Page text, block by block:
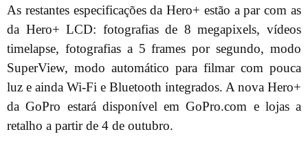
As restantes especificações da Hero+ estão a par com as
da Hero+ LCD: fotografias de 8 megapixels, vídeos
timelapse, fotografias a 5 frames por segundo, modo
SuperView, modo automático para filmar com pouca
luz e ainda Wi-Fi e Bluetooth integrados. A nova Hero+
da GoPro estará disponível em GoPro.com e lojas a
retalho a partir de 4 de outubro.